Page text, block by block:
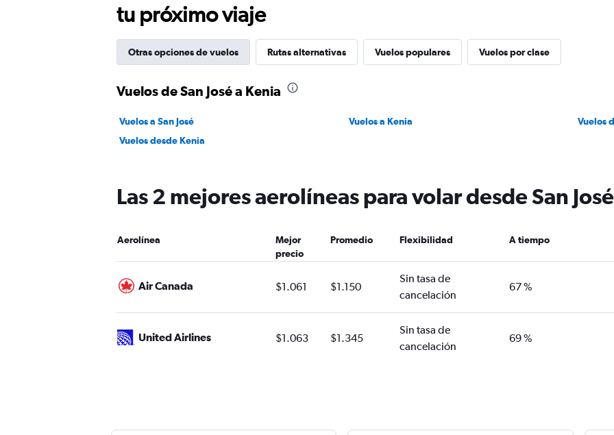
tu próximo viaje
Otras opciones de vuelos Rutas alternativas Vuelos populares Vuelos por clase
Vuelos de San José a Kenia
Vuelos a San José Vuelos a Kenia
Vuelos
Vuelos desde Kenia
Las 2 mejores aerolíneas para volar desde San
Aerolínea
Mejor
precio
Promedio Flexibilidad A tiempo
Air Canada $1.061 $1.150
Sin tasa de
cancelación
67 %
United Airlines $1.063 $1.345
Sin tasa de
cancelación
69 %